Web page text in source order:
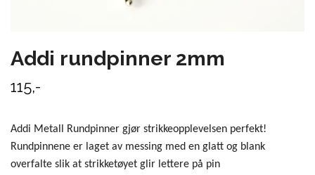
Addi rundpinner 2mm
115,-
Addi Metall Rundpinner gjør strikkeopplevelsen perfekt!
Rundpinnene er laget av messing med en glatt og blank
overfalte slik at strikketøyet glir lettere på pin